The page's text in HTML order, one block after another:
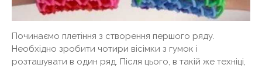
Починаємо плетіння з створення першого ряду.
Необхідно зробити чотири вісімки з гумок і
розташувати в один ряд. Після цього, в такій же техніці,